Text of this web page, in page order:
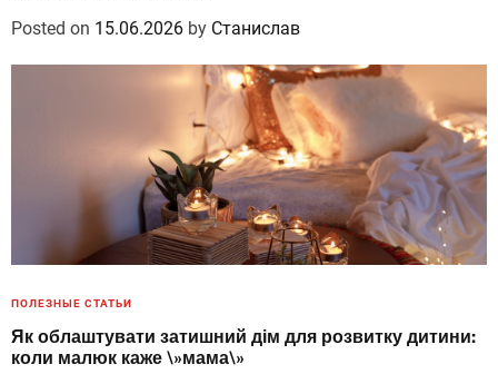
Posted on 15.06.2026 by Станислав
ПОЛЕЗНЫЕ СТАТЬИ
Як облаштувати затишний дім для розвитку дитини:
коли малюк каже \»мама\»